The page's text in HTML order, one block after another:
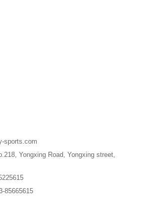
sports.com
Yongxing Road, Yongxing street,
85665615